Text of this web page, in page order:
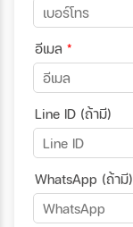
อีเมล *
Line ID (ถ้ามี)
WhatsApp (ถ้ามี)